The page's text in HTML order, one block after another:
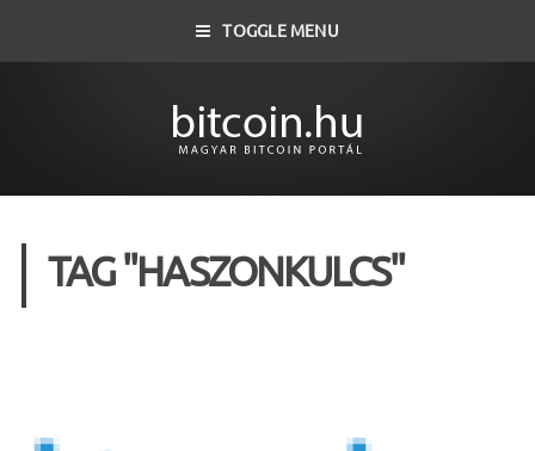
TOGGLE MENU
TAG "HASZONKULCS"